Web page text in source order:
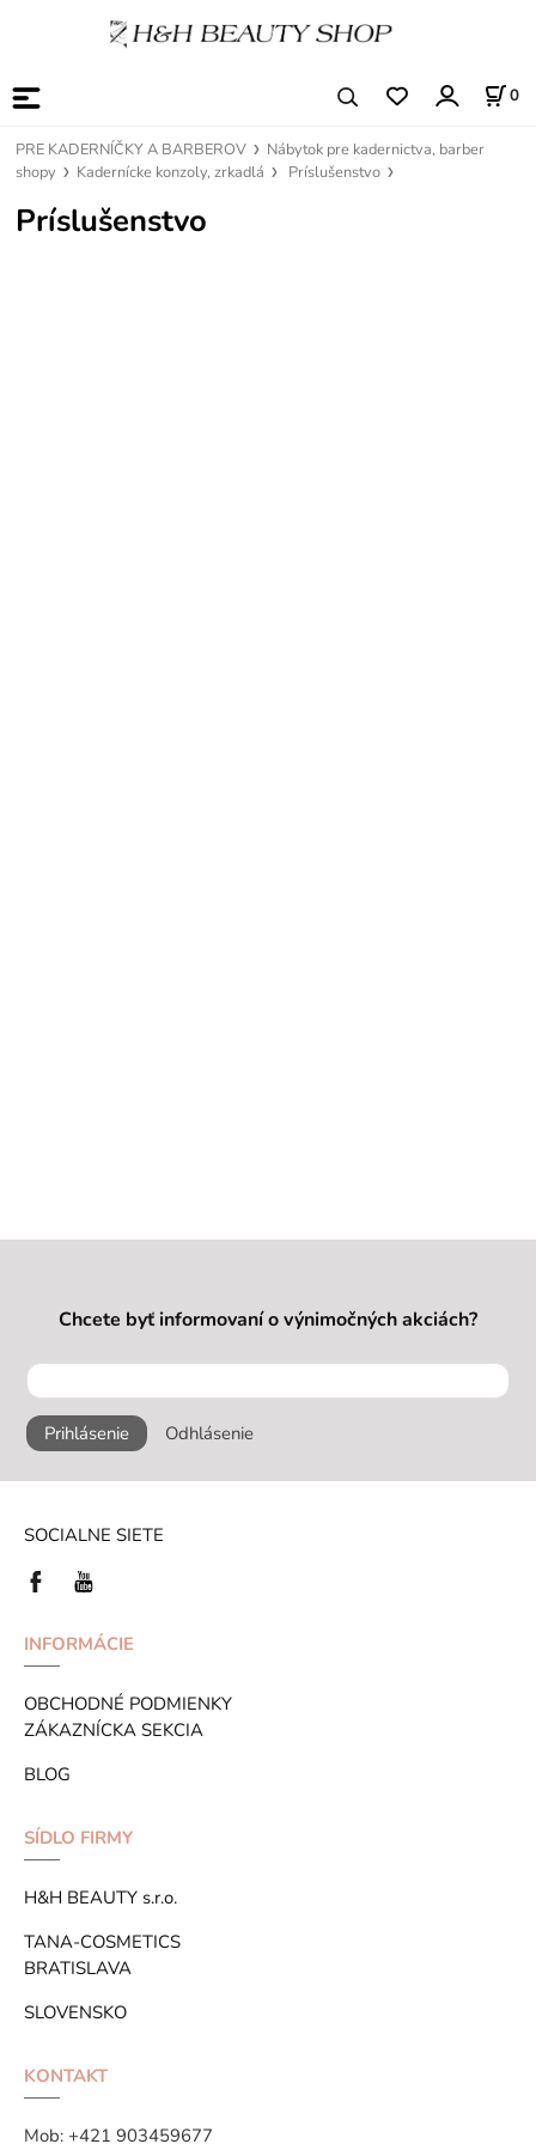
0
PRE KADERNÍČKY A BARBEROV
Nábytok pre kadernictva, barber
shopy
Kadernícke konzoly, zrkadlá Príslušenstvo
Príslušenstvo
Chcete byť informovaní o výnimočných akciách?
Prihlásenie Odhlásenie
SOCIALNE SIETE
INFORMÁCIE
OBCHODNÉ PODMIENKY
ZÁKAZNÍCKA SEKCIA
BLOG
SÍDLO FIRMY
H&H BEAUTY s.r.o.
TANA-COSMETICS
BRATISLAVA
SLOVENSKO
KONTAKT
Mob: +421 903459677